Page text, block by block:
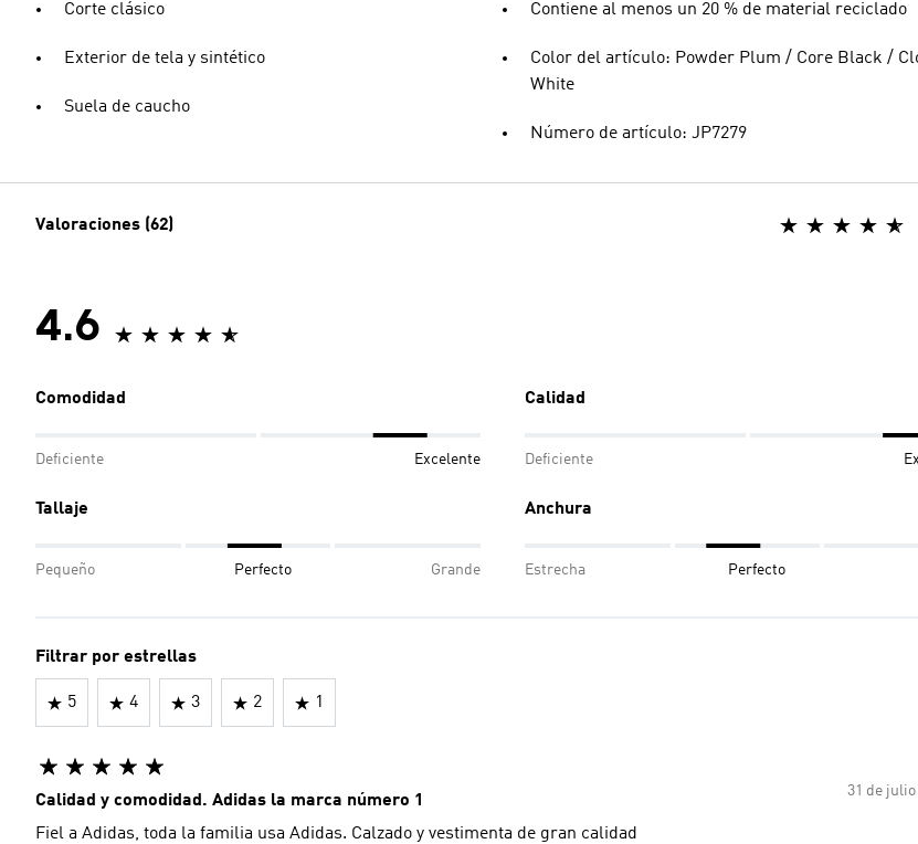
Corte clásico
Exterior de tela y sintético
Suela de caucho
Contiene al menos un 20 % de material reciclado
Color del artículo: Powder Plum / Core Black /
White
Número de artículo: JP7279
Valoraciones (62)
4.6
Comodidad
Deficiente Excelente
Calidad
Deficiente
Tallaje
Pequeño Perfecto Grande
Anchura
Estrecha Perfecto
Filtrar por estrellas
5 4 3 2 1
31 de julio
Calidad y comodidad. Adidas la marca número 1
Fiel a Adidas, toda la familia usa Adidas. Calzado y vestimenta de gran calidad